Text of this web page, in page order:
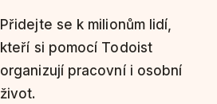
Přidejte se k milionům lidí,
kteří si pomocí Todoist
organizují pracovní i osobní
život.